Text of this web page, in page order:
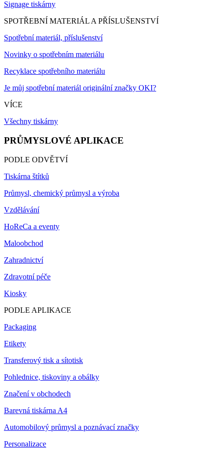
Signage tiskárny
SPOTŘEBNÍ MATERIÁL A PŘÍSLUŠENSTVÍ
Spotřební materiál, příslušenství
Novinky o spotřebním materiálu
Recyklace spotřebního materiálu
Je můj spotřební materiál originální značky OKI?
VÍCE
Všechny tiskárny
PRŮMYSLOVÉ APLIKACE
PODLE ODVĚTVÍ
Tiskárna štítků
Průmysl, chemický průmysl a výroba
Vzdělávání
HoReCa a eventy
Maloobchod
Zahradnictví
Zdravotní péče
Kiosky
PODLE APLIKACE
Packaging
Etikety
Transferový tisk a sítotisk
Pohlednice, tiskoviny a obálky
Značení v obchodech
Barevná tiskárna A4
Automobilový průmysl a poznávací značky
Personalizace